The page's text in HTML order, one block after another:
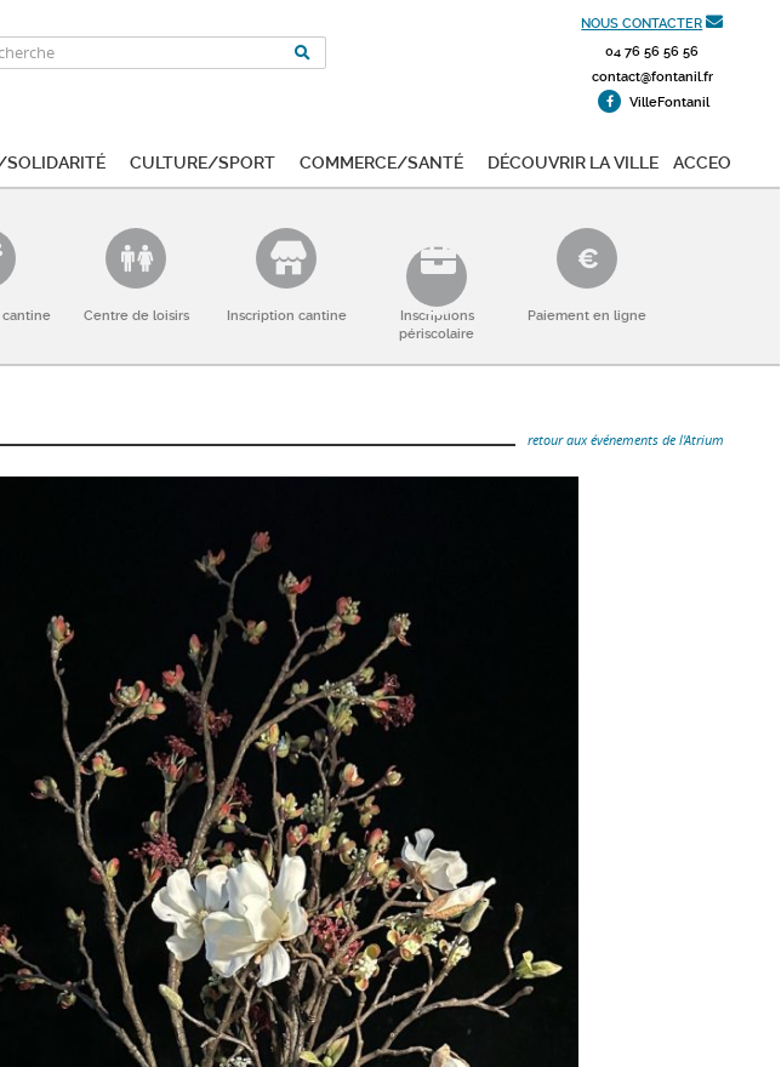
NOUS CONTACTER
04 76 56 56 56
contact@fontanil.fr
VilleFontanil
Solidarité Culture/Sport Commerce/Santé Découvrir la ville ACCEO
cantine Centre de loisirs Inscription cantine
Inscriptions
périscolaire
Paiement en ligne
retour aux événements de l'Atrium